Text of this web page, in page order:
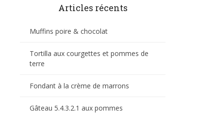
Articles récents
Muffins poire & chocolat
Tortilla aux courgettes et pommes de
terre
Fondant à la crème de marrons
Gâteau 5.4.3.2.1 aux pommes